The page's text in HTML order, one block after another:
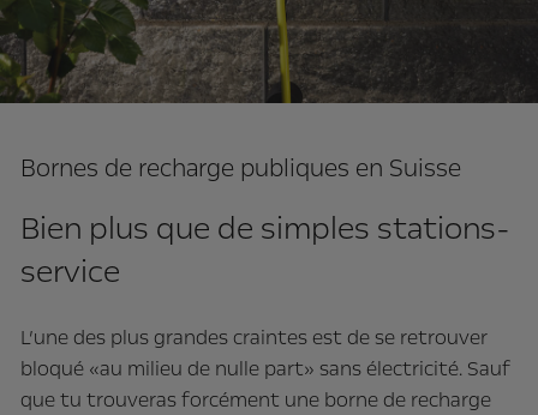
Bornes de recharge publiques en Suisse
Bien plus que de simples stations-
service
L’une des plus grandes craintes est de se retrouver
bloqué «au milieu de nulle part» sans électricité. Sauf
que tu trouveras forcément une borne de recharge